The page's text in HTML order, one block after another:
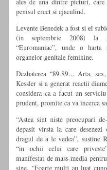
penisul erect si ejaculind.
Levente Benedek a fost si el
(in septembrie 2008) la
“Euromaniac”, unde o harta
organelor genitale feminine.
Dezbaterea “89.89… Arta,
Kessler si a generat reactii
considera ca a facut un
prudent, promite ca va incerca
“Astea sint niste preocupari
depasit virsta la care desenezi
dragul de a le vedea”, sustine
“in ochii celui care
manifestat de mass-media
sine. “Foarte multi au luat